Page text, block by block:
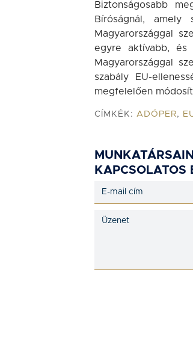
Biztonságosabb
Bíróságnál, amely
Magyarországgal
egyre aktívabb, és
Magyarországgal
szabály EU-
megfelelően
CÍMKÉK: ADÓPER,
KAPCSOLATOS